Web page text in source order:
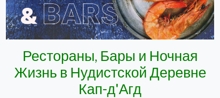
Рестораны, Бары и Ночная
Жизнь в Нудистской Деревне
Кап-д'Агд